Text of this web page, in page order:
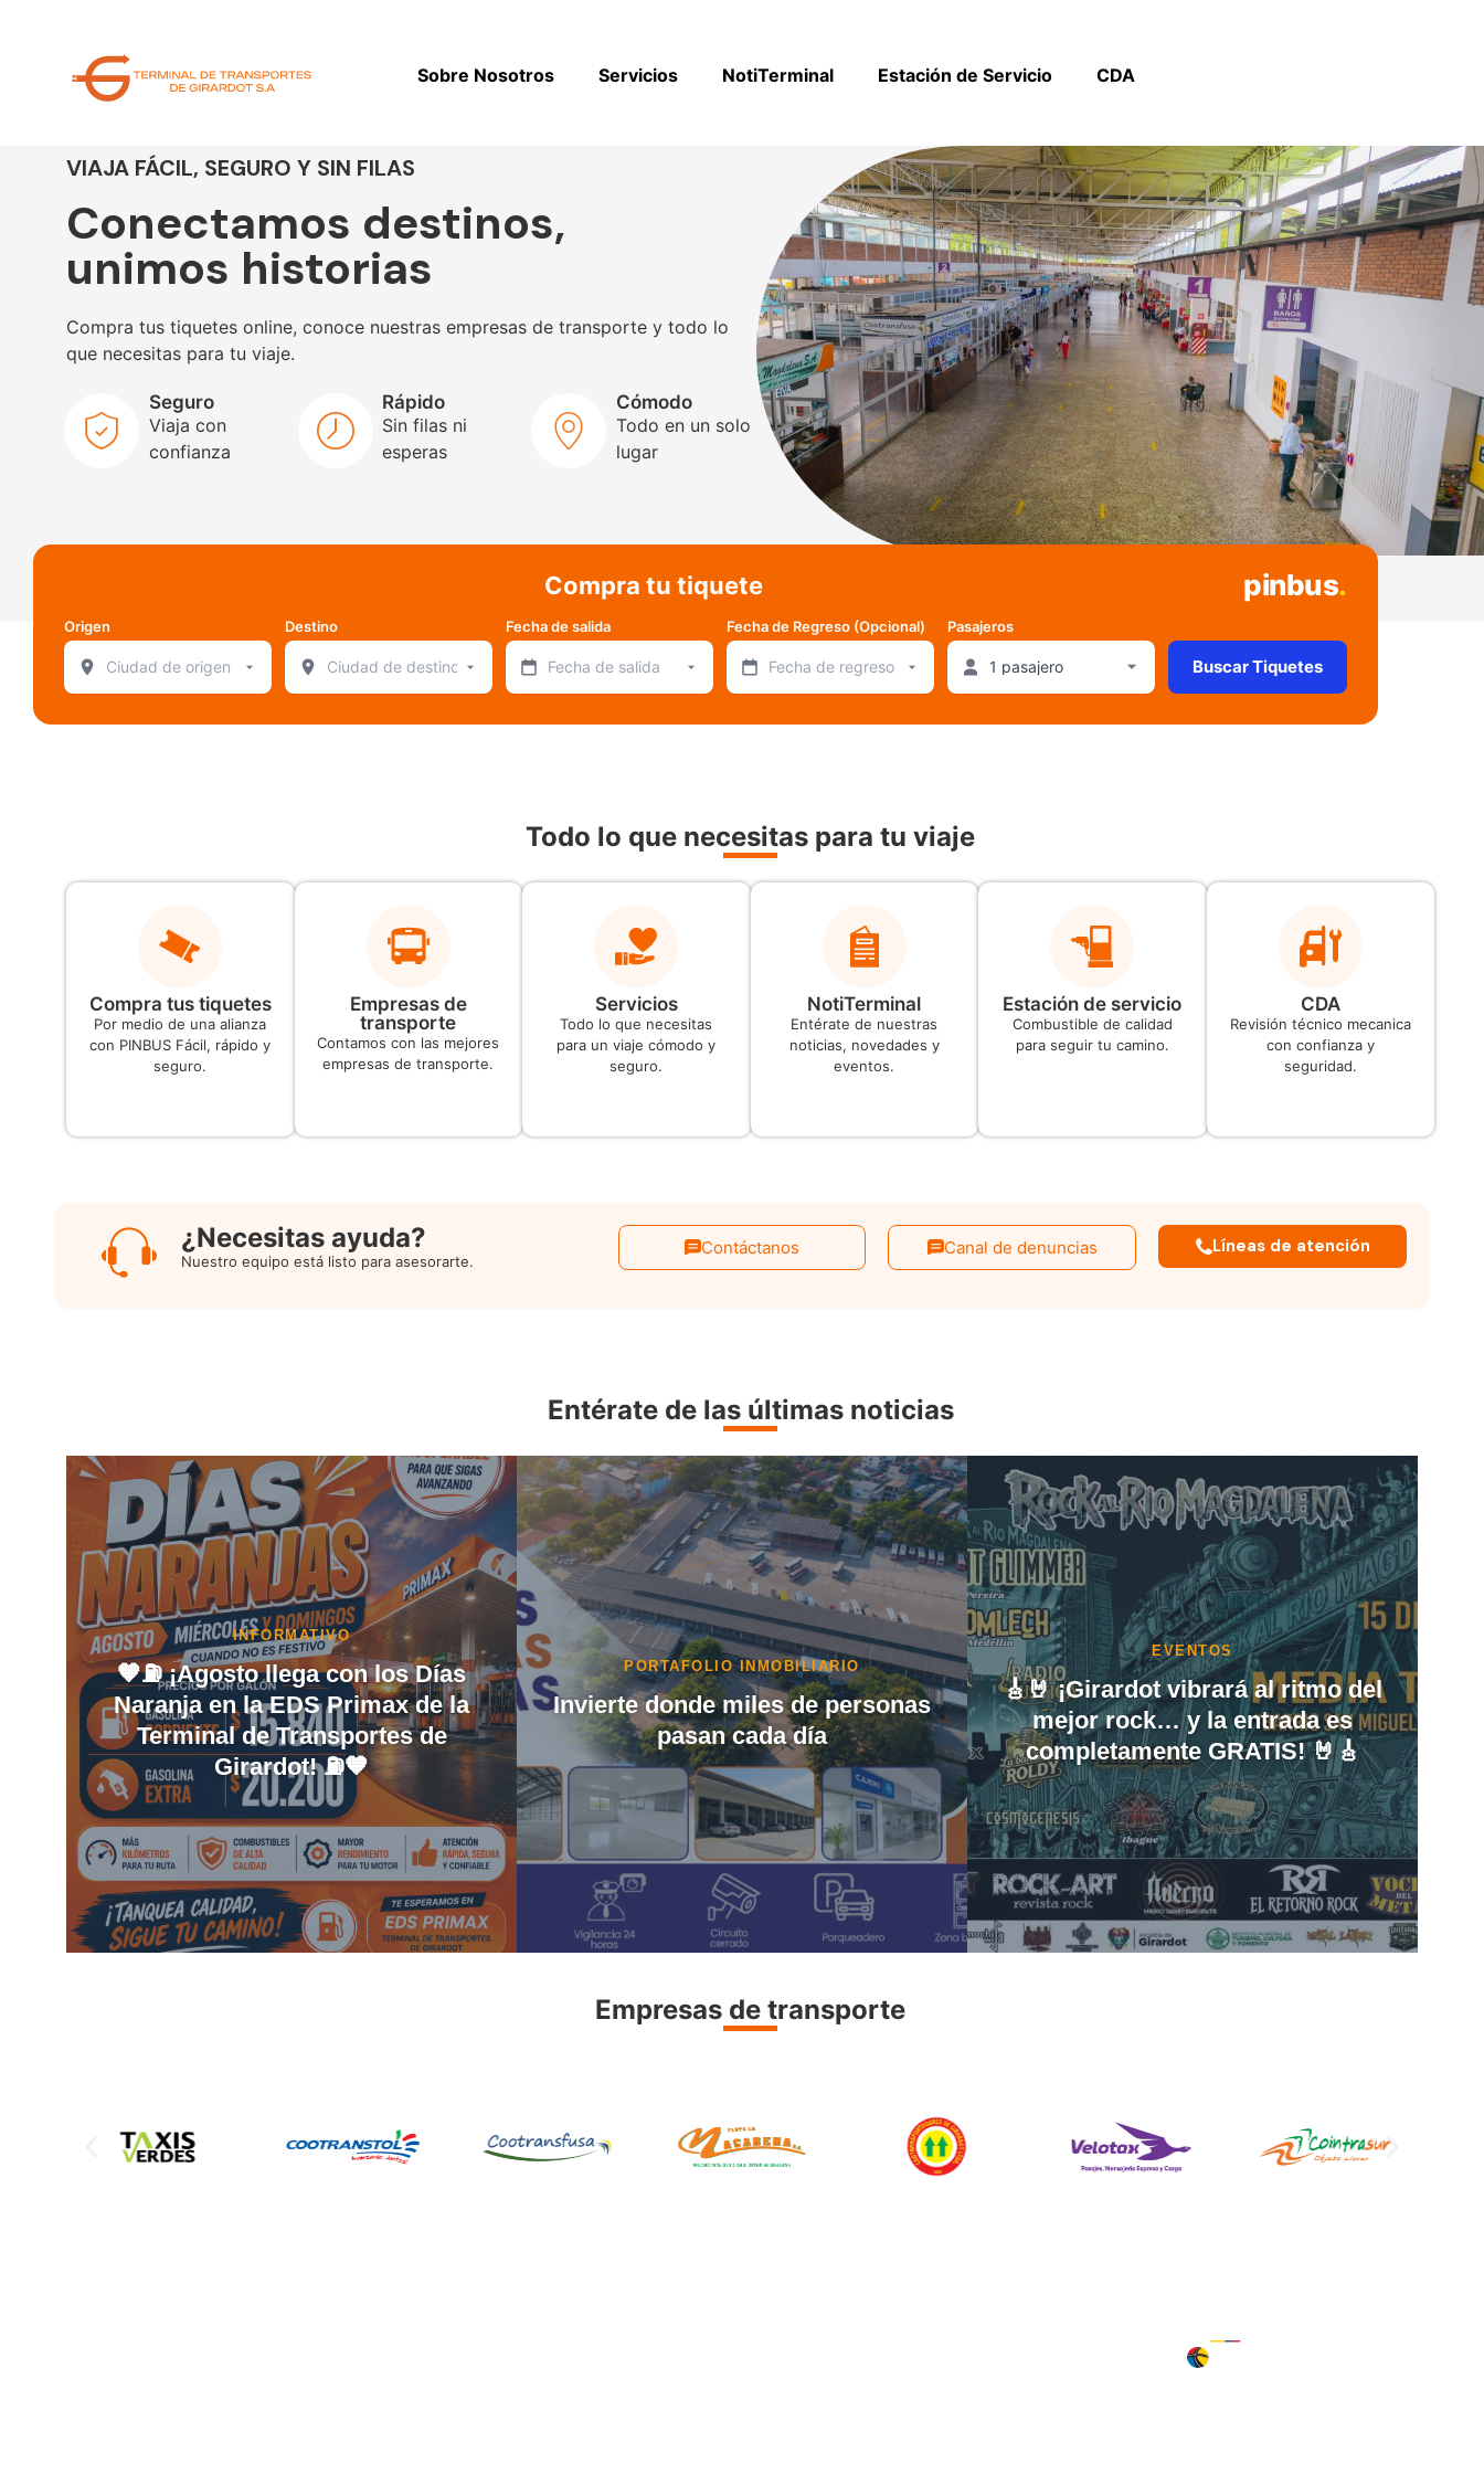
Sobre Nosotros Servicios NotiTerminal Estación de Servicio CDA
VIAJA FÁCIL, SEGURO Y SIN FILAS
Conectamos destinos,
unimos historias
Compra tus tiquetes online, conoce nuestras empresas de transporte y todo lo
que necesitas para tu viaje.
Seguro
Viaja con
confianza
Rápido
Sin filas ni
esperas
Cómodo
Todo en un solo
lugar
Compra tu tiquete pinbus.
Origen Destino Fecha de salida
Fecha de salida
Fecha de Regreso (Opcional)
Fecha de regreso
Pasajeros
Buscar Tiquetes
Todo lo que necesitas para tu viaje
Compra tus tiquetes
Por medio de una alianza
con PINBUS Fácil, rápido y
seguro.
Empresas de
transporte
Contamos con las mejores
empresas de transporte.
Servicios
Todo lo que necesitas
para un viaje cómodo y
seguro.
NotiTerminal
Entérate de nuestras
noticias, novedades y
eventos.
Estación de servicio
Combustible de calidad
para seguir tu camino.
CDA
Revisión técnico mecanica
con confianza y
seguridad.
¿Necesitas ayuda?
Nuestro equipo está listo para asesorarte.
Contáctanos Canal de denuncias Líneas de atención
Entérate de las últimas noticias
PORTAFOLIO INMOBILIARIO
Invierte donde miles de personas
pasan cada día
EVENTOS
🎸🤘 ¡Girardot vibrará al ritmo del
mejor rock… y la entrada es
completamente GRATIS! 🤘🎸
INFORMATIVO
🍃 Cuidar el medio ambiente
también comienza con el
mantenimiento de tu vehículo.
Empresas de transporte